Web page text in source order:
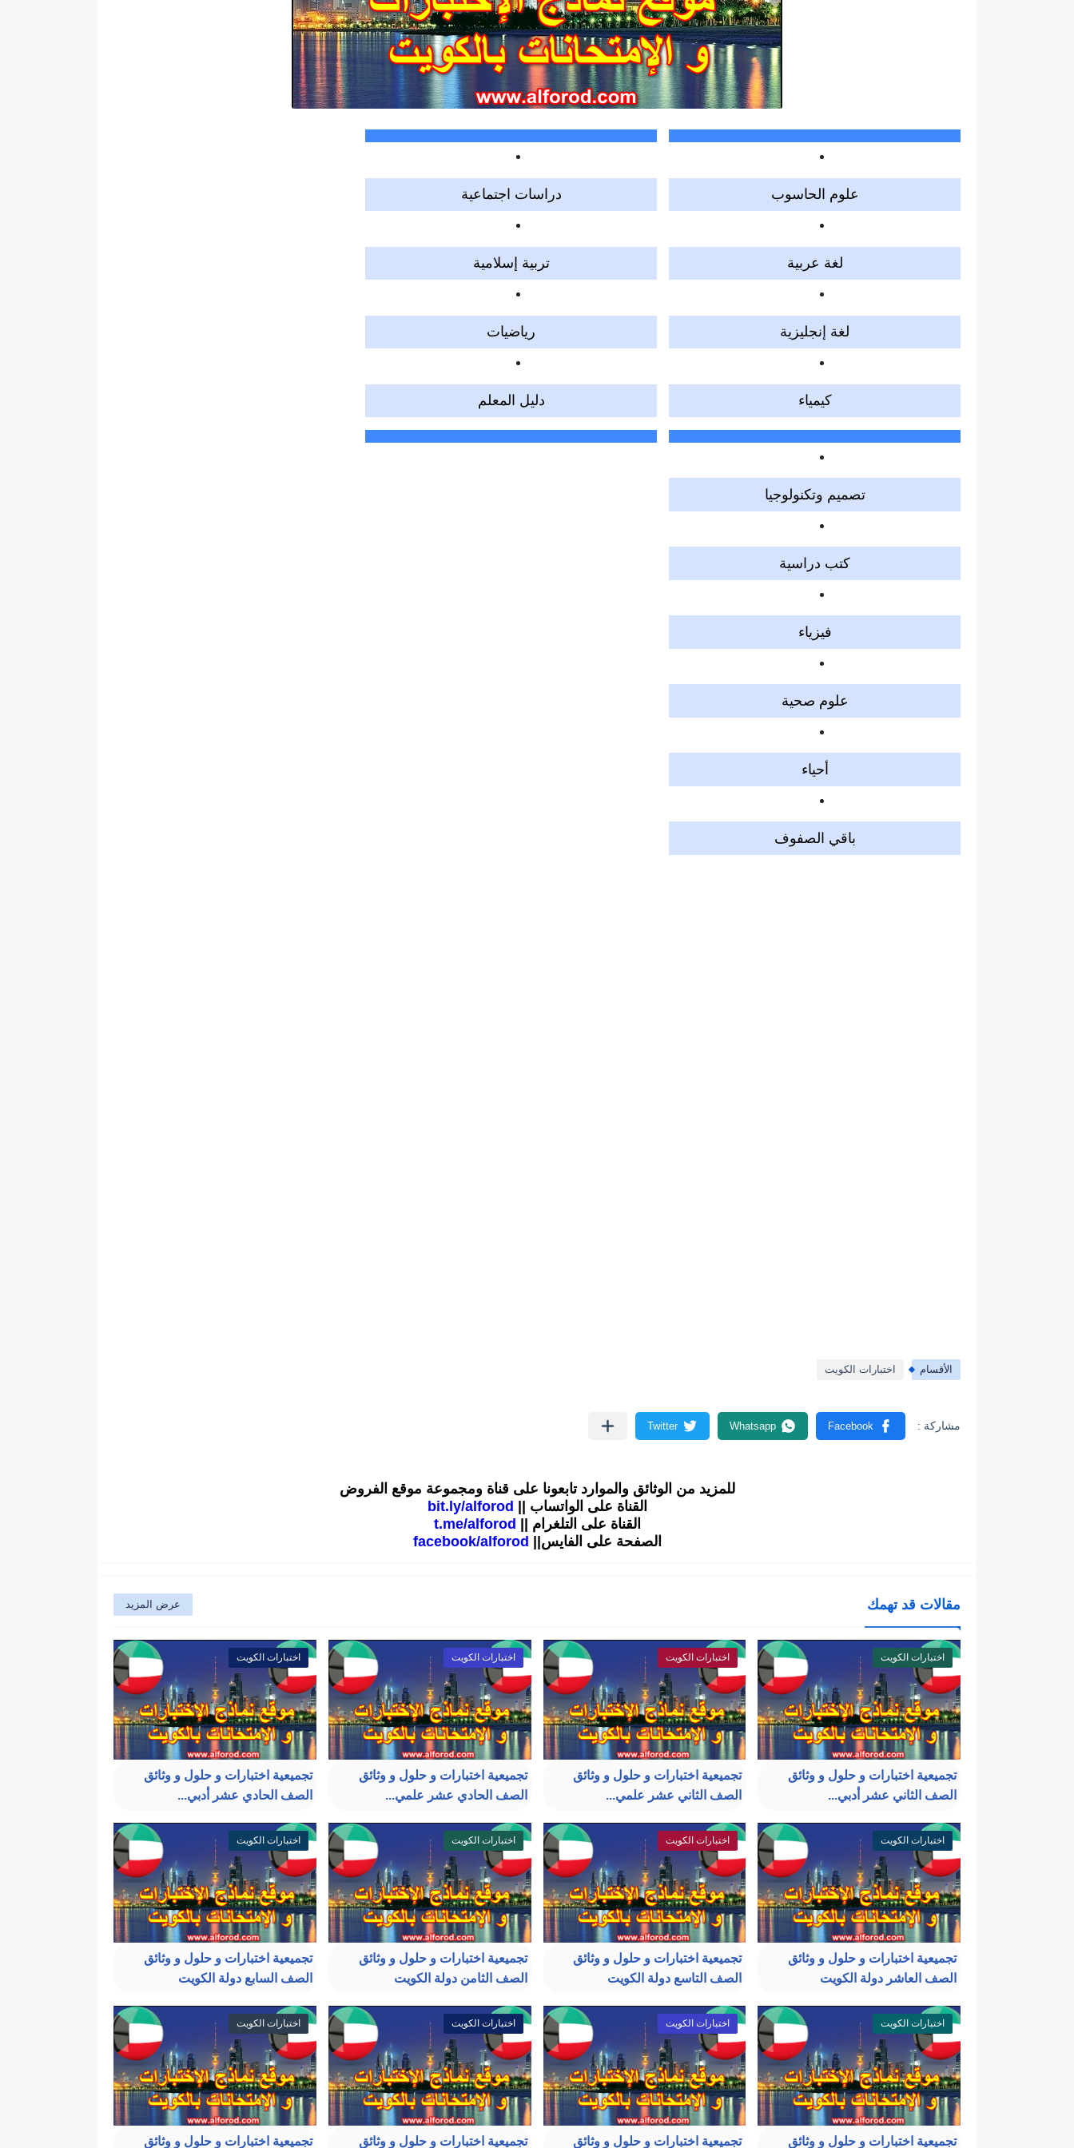
علوم الحاسوب
لغة عربية
لغة إنجليزية
كيمياء
دراسات اجتماعية
تربية إسلامية
رياضيات
دليل المعلم
تصميم وتكنولوجيا
كتب دراسية
فيزياء
علوم صحية
أحياء
باقي الصفوف
الأقسام اختبارات الكويت
للمزيد من الوثائق والموارد تابعونا على قناة ومجموعة موقع الفروض
القناة على الواتساب || bit.ly/alforod
القناة على التلغرام || t.me/alforod
الصفحة على الفايس|| facebook/alforod
مقالات قد تهمك عرض المزيد
اختبارات الكويت
تجميعية اختبارات و حلول و وثائق
الصف الثاني عشر أدبي...
اختبارات الكويت
تجميعية اختبارات و حلول و وثائق
الصف الثاني عشر علمي...
اختبارات الكويت
تجميعية اختبارات و حلول و وثائق
الصف الحادي عشر علمي...
اختبارات الكويت
تجميعية اختبارات و حلول و وثائق
الصف الحادي عشر أدبي...
اختبارات الكويت
تجميعية اختبارات و حلول و وثائق
الصف العاشر دولة الكويت
اختبارات الكويت
تجميعية اختبارات و حلول و وثائق
الصف التاسع دولة الكويت
اختبارات الكويت
تجميعية اختبارات و حلول و وثائق
الصف الثامن دولة الكويت
اختبارات الكويت
تجميعية اختبارات و حلول و وثائق
الصف السابع دولة الكويت
اختبارات الكويت
تجميعية اختبارات و حلول و وثائق
اختبارات الكويت
تجميعية اختبارات و حلول و وثائق
اختبارات الكويت
تجميعية اختبارات و حلول و وثائق
اختبارات الكويت
تجميعية اختبارات و حلول و وثائق